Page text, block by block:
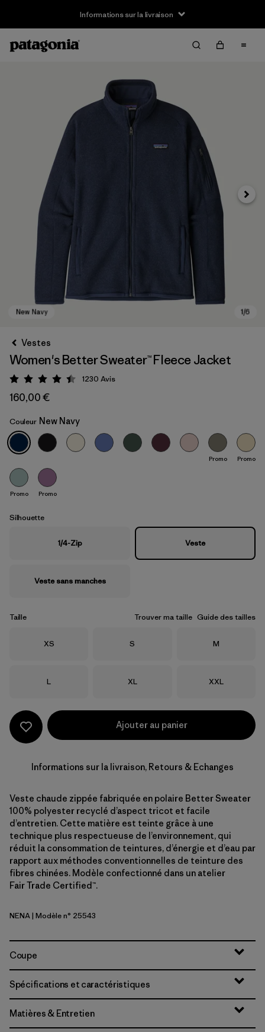
Informations sur la livraison
New Navy
Vestes
Women's Better Sweater™ Fleece Jacket
Évaluation: 4.5 / 5
1230 Avis
160,00 €
Couleur New Navy
Promo Promo
Promo Promo
Silhouette
1/4-Zip Veste
Veste sans manches
Taille Trouver ma taille Guide des tailles
Taille
XS Taille
S Taille
M
Taille
L Taille
XL Taille
XXL
Ajouter au panier
Informations sur la livraison, Retours & Echanges
Veste chaude zippée fabriquée en polaire Better Sweater
100% polyester recyclé d’aspect tricot et facile
d’entretien. Cette matière est teinte grâce à une
technique plus respectueuse de l’environnement, qui
réduit la consommation de teintures, d’énergie et d’eau par
rapport aux méthodes conventionnelles de teinture des
fibres chinées. Modèle confectionné dans un atelier
Fair Trade Certified™.
New Navy
NENA| Modèle n° 25543
Coupe
Spécifications et caractéristiques
Matières & Entretien